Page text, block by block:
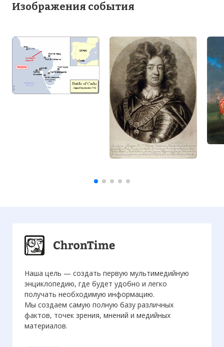
Изображения события
Наша цель — создать первую мультимедийную
энциклопедию, где будет удобно и легко
получать необходимую информацию.
Мы создаем самую полную базу различных
фактов, точек зрения, мнений и медийных
материалов.